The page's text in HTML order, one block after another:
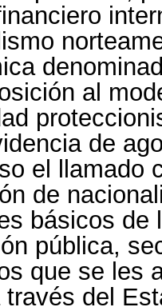
al
de
el llamado
de
básicos
pública,
que se les
través del